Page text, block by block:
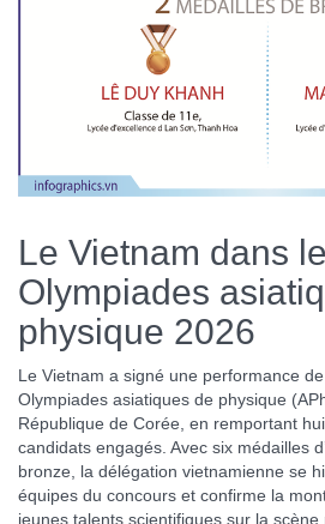
Le Vietnam dans
Olympiades
physique 2026
Le Vietnam a signé une performance
Olympiades asiatiques de physique
République de Corée, en remportant
candidats engagés. Avec six médailles
bronze, la délégation vietnamienne se
équipes du concours et confirme la
jeunes talents scientifiques sur la scène